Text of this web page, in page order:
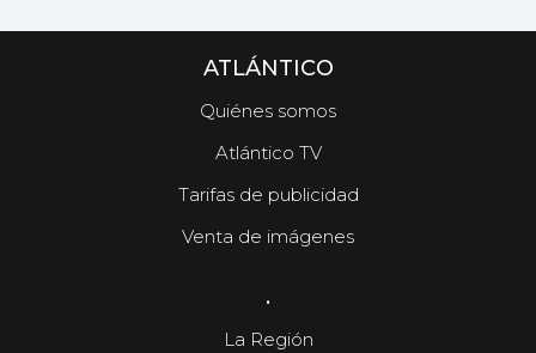
ATLÁNTICO
Quiénes somos
Atlántico TV
Tarifas de publicidad
Venta de imágenes
.
La Región